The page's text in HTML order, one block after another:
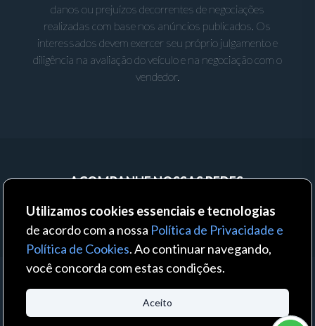
danos ou prejuízos decorrentes de negociações
realizadas com base nos anúncios publicados. Os
interessados devem exercer seu próprio julgamento e
diligência na avaliação do veículo e na negociação com o
vendedor.
ACOMPANHE NOSSAS REDES:
Utilizamos cookies essenciais e tecnologias
de acordo com a nossa Política de Privacidade e
Política de Cookies. Ao continuar navegando,
você concorda com estas condições.
Aceito